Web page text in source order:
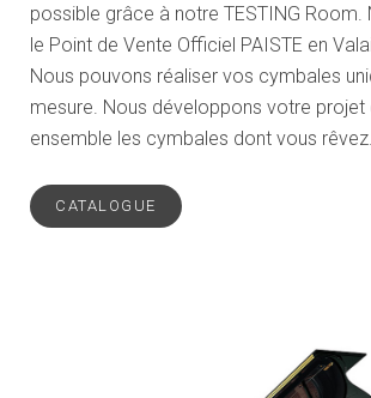
possible grâce à notre TESTING
le Point de Vente Officiel PAISTE en
Nous pouvons réaliser vos cymbales
mesure. Nous développons votre projet
ensemble les cymbales dont vous rêvez.
CATALOGUE